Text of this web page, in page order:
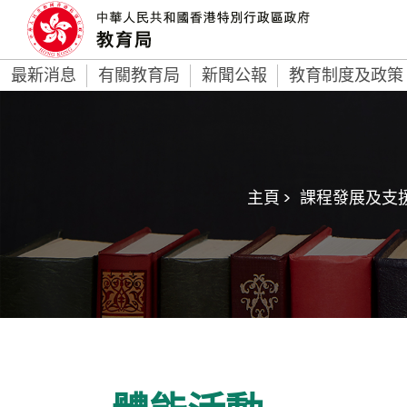
最新消息 有關教育局 新聞公報 教育制度及政策
主頁 > 課程發展及支